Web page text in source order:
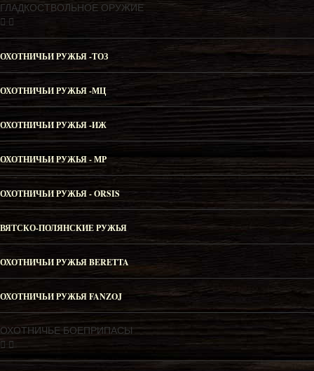
ГЛАДКОСТВОЛЬНОЕ ОРУЖИЕ
ОХОТНИЧЬИ РУЖЬЯ -ТОЗ
ОХОТНИЧЬИ РУЖЬЯ -МЦ
ОХОТНИЧЬИ РУЖЬЯ -ИЖ
ОХОТНИЧЬИ РУЖЬЯ - МР
ОХОТНИЧЬИ РУЖЬЯ - ORSIS
ВЯТСКО-ПОЛЯНСКИЕ РУЖЬЯ
ОХОТНИЧЬИ РУЖЬЯ BERETTA
ОХОТНИЧЬИ РУЖЬЯ FANZOJ
ОХОТНИЧЬЕ БОЕПРИПАСЫ